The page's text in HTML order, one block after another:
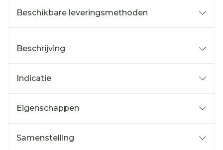
Beschikbare leveringsmethoden
Beschrijving
Indicatie
Eigenschappen
Samenstelling